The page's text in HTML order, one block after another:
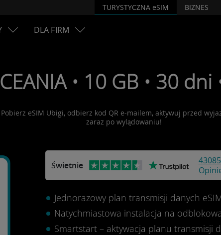
TURYSTYCZNA eSIM BIZNES
DLA FIRM
• 10 GB • 30 dni
Pobierz eSIM Ubigi, odbierz kod QR e-mailem, aktywuj przed
zaraz po wylądowaniu!
Świetnie
43085
Jednorazowy plan transmisji danych
Natychmiastowa instalacja na
Smartstart – aktywacja planu transmisji